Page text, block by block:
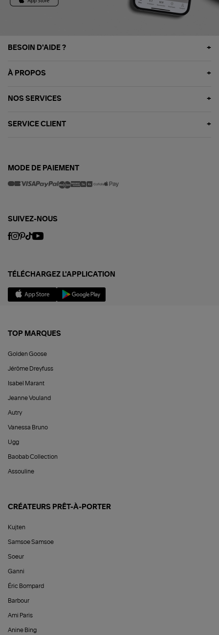
BESOIN D'AIDE ?
À PROPOS
NOS SERVICES
SERVICE CLIENT
MODE DE PAIEMENT
SUIVEZ-NOUS
TÉLÉCHARGEZ L'APPLICATION
TOP MARQUES
Golden Goose
Jérôme Dreyfuss
Isabel Marant
Jeanne Vouland
Autry
Vanessa Bruno
Ugg
Baobab Collection
Assouline
CRÉATEURS PRÊT-À-PORTER
Kujten
Samsoe Samsoe
Soeur
Ganni
Éric Bompard
Barbour
Ami Paris
Anine Bing